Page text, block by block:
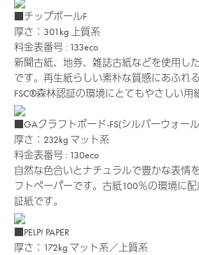
■チップボールF
厚さ：301kg 上質系
料金表番号 : 133eco
新聞古紙、地券、雑誌古紙などを使用し
です。再生紙らしい素朴な質感にあふれ
FSC®森林認証の環境にとてもやさしい用
■GAクラフトボード-FS(シルバーウォー
厚さ：232kg マット系
料金表番号 : 130eco
自然な色合いとナチュラルで豊かな表情
フトペーパーです。古紙100％の環境に配
証紙です。
■PELP! PAPER
厚さ：172kg マット系／上質系